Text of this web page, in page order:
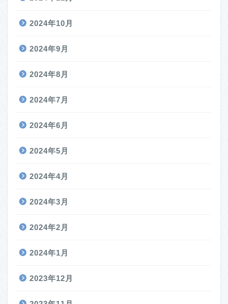
2024年10月
2024年9月
2024年8月
2024年7月
2024年6月
2024年5月
2024年4月
2024年3月
2024年2月
2024年1月
2023年12月